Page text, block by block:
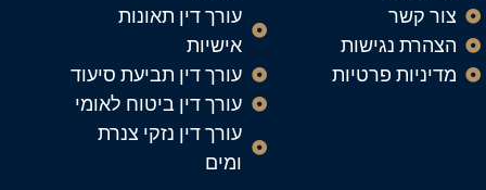
צור קשר
הצהרת נגישות
מדיניות פרטיות
עורך דין תאונות
אישיות
עורך דין תביעת סיעוד
עורך דין ביטוח לאומי
עורך דין נזקי צנרת
ומים